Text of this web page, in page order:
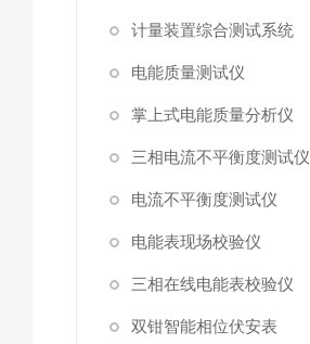
计量装置综合测试系统
电能质量测试仪
掌上式电能质量分析仪
三相电流不平衡度测试仪
电流不平衡度测试仪
电能表现场校验仪
三相在线电能表校验仪
双钳智能相位伏安表